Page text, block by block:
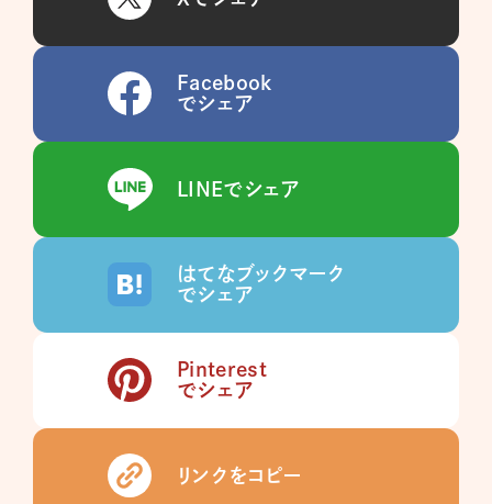
Facebook
でシェア
LINEでシェア
はてなブックマーク
でシェア
Pinterest
でシェア
リンクをコピー